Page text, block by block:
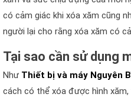
có cảm giác khi xóa xăm cũng
người lại cho rằng xóa xăm có
Tại sao cần sử dụng
Như Thiết bị và máy Nguyên
cách có thể xóa được hình